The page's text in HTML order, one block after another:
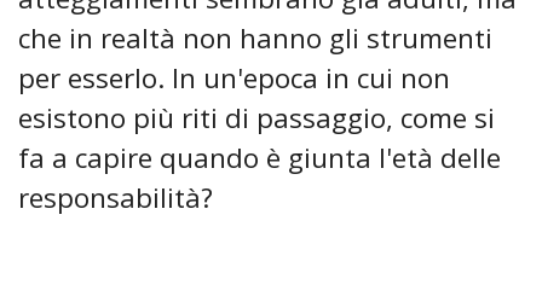
che in realtà non hanno gli strumenti
per esserlo. In un'epoca in cui non
esistono più riti di passaggio, come si
fa a capire quando è giunta l'età delle
responsabilità?